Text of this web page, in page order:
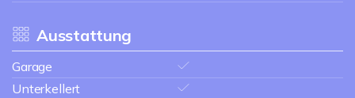
Ausstattung
Garage
Unterkellert